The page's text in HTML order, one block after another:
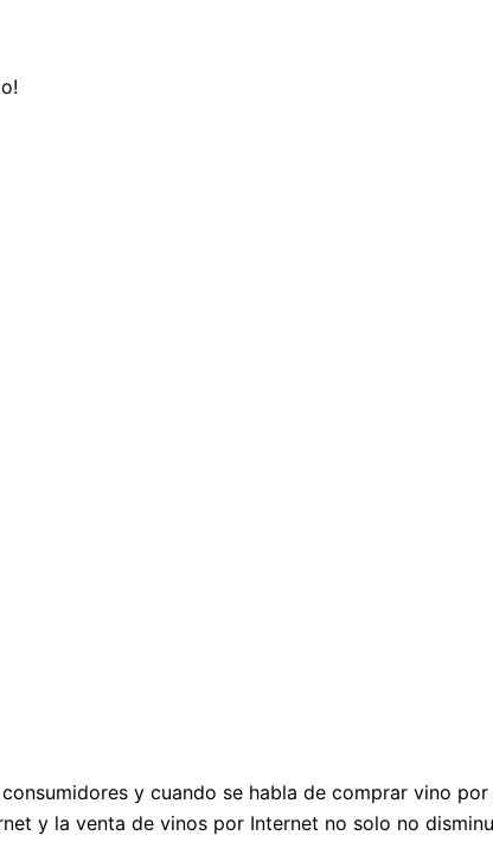
y cuando se habla de comprar vino
y la venta de vinos por Internet no solo no